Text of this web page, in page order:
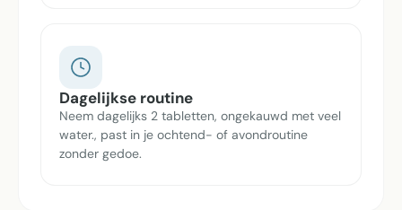
Dagelijkse routine
Neem dagelijks 2 tabletten, ongekauwd met veel
water., past in je ochtend- of avondroutine
zonder gedoe.